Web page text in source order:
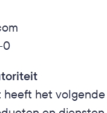
0
heeft het